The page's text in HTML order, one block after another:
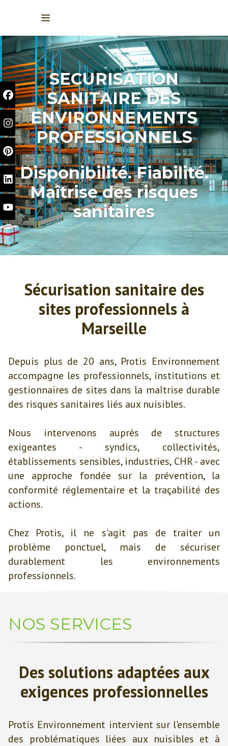
SECURISATION
SANITAIRE DES
ENVIRONNEMENTS
PROFESSIONNELS
Disponibilité. Fiabilité.
Maîtrise des risques
sanitaires
Sécurisation sanitaire des
sites professionnels à
Marseille
Depuis plus de 20 ans, Protis Environnement
accompagne les professionnels, institutions et
gestionnaires de sites dans la maîtrise durable
des risques sanitaires liés aux nuisibles.
Nous intervenons auprès de structures
exigeantes - syndics, collectivités,
établissements sensibles, industries, CHR - avec
une approche fondée sur la prévention, la
conformité réglementaire et la traçabilité des
actions.
Chez Protis, il ne s'agit pas de traiter un
problème ponctuel, mais de sécuriser
durablement les environnements
professionnels.
NOS SERVICES
Des solutions adaptées aux
exigences professionnelles
Protis Environnement intervient sur l'ensemble
des problématiques liées aux nuisibles et à